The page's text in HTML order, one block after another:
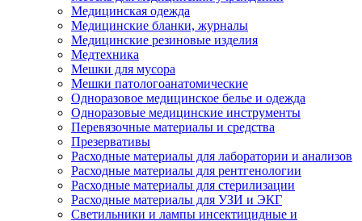
Медицинская одежда
Медицинские бланки, журналы
Медицинские резиновые изделия
Медтехника
Мешки для мусора
Мешки патологоанатомические
Одноразовое медицинское белье и одежда
Одноразовые медицинские инструменты
Перевязочные материалы и средства
Презервативы
Расходные материалы для лаборатории и анализов
Расходные материалы для рентгенологии
Расходные материалы для стерилизации
Расходные материалы для УЗИ и ЭКГ
Светильники и лампы инсектицидные и